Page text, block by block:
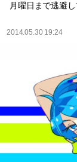
月曜日まで逃避
2014.05.30 19:24